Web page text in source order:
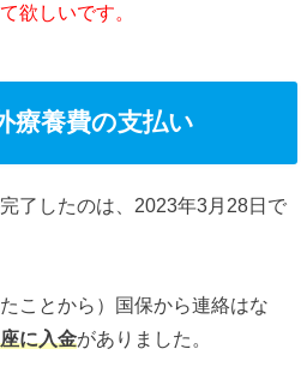
欲しいです。
療養費の支払い
了したのは、2023年3月28日で
ことから）国保から連絡はな
に入金がありました。